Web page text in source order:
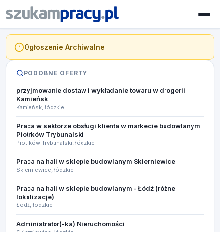
Ogłoszenie Archiwalne
PODOBNE OFERTY
przyjmowanie dostaw i wykładanie towaru w drogerii
Kamieńsk
Kamieńsk, łódzkie
Praca w sektorze obsługi klienta w markecie budowlanym
Piotrków Trybunalski
Piotrków Trybunalski, łódzkie
Praca na hali w sklepie budowlanym Skierniewice
Skierniewice, łódzkie
Praca na hali w sklepie budowlanym - Łódź (różne
lokalizacje)
Łódź, łódzkie
Administrator(-ka) Nieruchomości